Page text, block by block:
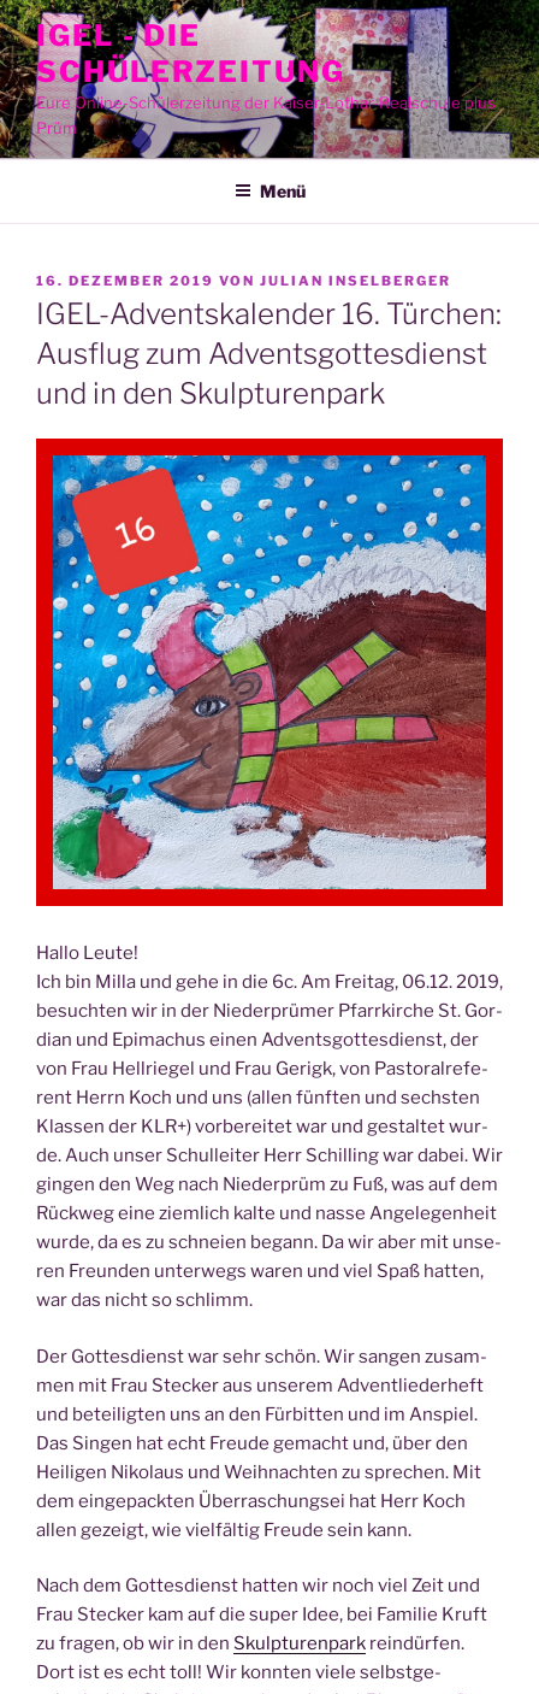
Zum
Inhalt
springen
IGEL - DIE
SCHÜLERZEITUNG
Eure Online-Schülerzeitung der Kaiser-Lothar-Realschule plus
Prüm
Menü
VERÖFFENTLICHT
AM
16. DEZEMBER 2019 VON JULIAN INSELBERGER
IGEL-Adventskalender 16. Türchen:
Ausflug zum Adventsgottesdienst
und in den Skulpturenpark
Hal­lo Leu­te!
Ich bin Mil­la und gehe in die 6c. Am Frei­tag, 06.12. 2019,
besuch­ten wir in der Nie­der­prü­mer Pfarr­kir­che St. Gor­
di­an und Epi­ma­chus einen Advents­got­tes­dienst, der
von Frau Hell­rie­gel und Frau Gerigk, von Pas­to­ral­re­fe­
rent Herrn Koch und uns (allen fünf­ten und sechs­ten
Klas­sen der KLR+) vor­be­rei­tet war und gestal­tet wur­
de. Auch unser Schul­lei­ter Herr Schil­ling war dabei. Wir
gin­gen den Weg nach Nie­der­prüm zu Fuß, was auf dem
Rück­weg eine ziem­lich kal­te und nas­se Ange­le­gen­heit
wur­de, da es zu schnei­en begann. Da wir aber mit unse­
ren Freun­den unter­wegs waren und viel Spaß hat­ten,
war das nicht so schlimm.
Der Got­tes­dienst war sehr schön. Wir san­gen zusam­
men mit Frau Ste­cker aus unse­rem Advent­lie­der­heft
und betei­lig­ten uns an den Für­bit­ten und im Anspiel.
Das Sin­gen hat echt Freu­de gemacht und, über den
Hei­li­gen Niko­laus und Weih­nach­ten zu spre­chen. Mit
dem ein­ge­pack­ten Über­ra­schungs­ei hat Herr Koch
allen gezeigt, wie viel­fäl­tig Freu­de sein kann.
Nach dem Got­tes­dienst hat­ten wir noch viel Zeit und
Frau Ste­cker kam auf die super Idee, bei Fami­lie Kruft
zu fra­gen, ob wir in den Skulp­tu­ren­park rein­dür­fen.
Dort ist es echt toll! Wir konn­ten vie­le selbst­ge­